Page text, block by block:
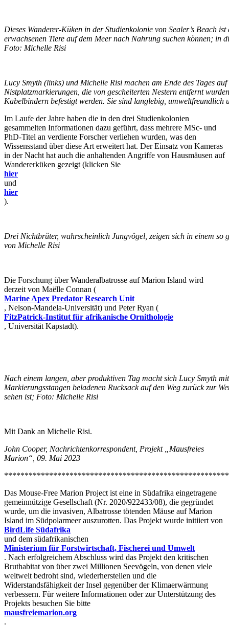
Dieses Wanderer-Küken in der Studienkolonie von Sealer’s Beach
erwachsenen Tiere auf dem Meer nach Nahrung suchen können; in
Foto: Michelle Risi
Lucy Smyth (links) und Michelle Risi machen am Ende des Tages
Nistplatzmarkierungen, die von gescheiterten Nestern entfernt
Kabelbindern befestigt werden. Sie sind langlebig,
Im Laufe der Jahre haben die in den drei Studienkolonien
gesammelten Informationen dazu geführt, dass mehrere MSc- und
PhD-Titel an verdiente Forscher verliehen wurden, was den
Wissensstand über diese Art erweitert hat. Der Einsatz von Kameras
in der Nacht hat auch die anhaltenden Angriffe von Hausmäusen auf
Wandererküken gezeigt (klicken Sie
hier
und
hier
).
Drei Nichtbrüter, wahrscheinlich Jungvögel, zeigen sich in einem
von Michelle Risi
Die Forschung über Wanderalbatrosse auf Marion Island wird
derzeit von Maëlle Connan (
Marine Apex Predator Research Unit
, Nelson-Mandela-Universität) und Peter Ryan (
FitzPatrick-Institut für afrikanische Ornithologie
, Universität Kapstadt).
Nach einem langen, aber produktiven Tag macht sich Lucy Smyth
Markierungsstangen beladenen Rucksack auf den Weg zurück zur
sehen ist; Foto: Michelle Risi
Mit Dank an Michelle Risi.
John Cooper, Nachrichtenkorrespondent, Projekt „Mausfreies
Marion“, 09. Mai 2023
Das Mouse-Free Marion Project ist eine in Südafrika eingetragene
gemeinnützige Gesellschaft (Nr. 2020/922433/08), die gegründet
wurde, um die invasiven, Albatrosse tötenden Mäuse auf Marion
Island im Südpolarmeer auszurotten. Das Projekt wurde initiiert von
BirdLife Südafrika
und dem südafrikanischen
Ministerium für Forstwirtschaft, Fischerei und Umwelt
. Nach erfolgreichem Abschluss wird das Projekt den kritischen
Bruthabitat von über zwei Millionen Seevögeln, von denen viele
weltweit bedroht sind, wiederherstellen und die
Widerstandsfähigkeit der Insel gegenüber der Klimaerwärmung
verbessern. Für weitere Informationen oder zur Unterstützung des
Projekts besuchen Sie bitte
mausfreiemarion.org
.